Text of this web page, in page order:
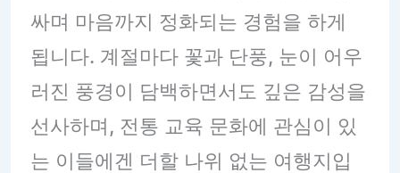
싸며 마음까지 정화되는 경험을 하게
됩니다. 계절마다 꽃과 단풍, 눈이 어우
러진 풍경이 담백하면서도 깊은 감성을
선사하며, 전통 교육 문화에 관심이 있
는 이들에겐 더할 나위 없는 여행지입